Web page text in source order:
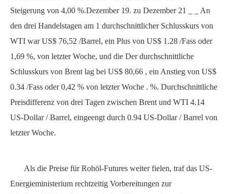
Steigerung von 4,00 %.Dezember 19. zu Dezember 21
An
den drei Handelstagen am 1 durchschnittlicher Schlusskurs von
WTI war US$ 76,52 /Barrel, ein Plus von US$ 1.28 /Fass oder
1,69 %, von letzter Woche, und die Der durchschnittliche
Schlusskurs von Brent lag bei US$ 80,66 , ein Anstieg von US$
0.34 /Fass oder0,42 % von letzter Woche . %. Durchschnittliche
Preisdifferenz von drei Tagen zwischen Brent und WTI 4.14
US-Dollar / Barrel, eingeengt durch 0.94 US-Dollar / Barrel von
letzter Woche.
Als die Preise für Rohöl-Futures weiter fielen, traf das US-
Energieministerium rechtzeitig Vorbereitungen zur